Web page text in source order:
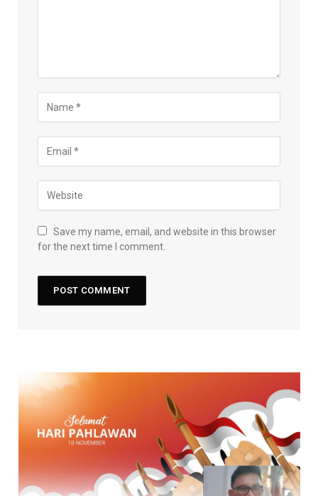
Save my name, email, and website in this browser
for the next time I comment.